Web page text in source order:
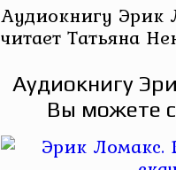
Аудиокнигу Эрик
читает Татьяна
Аудиокнигу
Вы можете